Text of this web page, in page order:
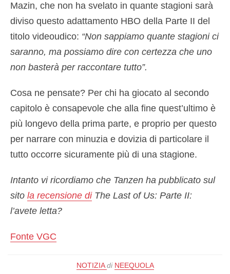
Mazin, che non ha svelato in quante stagioni sarà
diviso questo adattamento HBO della Parte II del
titolo videoudico: “Non sappiamo quante stagioni ci
saranno, ma possiamo dire con certezza che uno
non basterà per raccontare tutto”.
Cosa ne pensate? Per chi ha giocato al secondo
capitolo è consapevole che alla fine quest’ultimo è
più longevo della prima parte, e proprio per questo
per narrare con minuzia e dovizia di particolare il
tutto occorre sicuramente più di una stagione.
Intanto vi ricordiamo che Tanzen ha pubblicato sul
sito la recensione diThe Last of Us: Parte II:
l’avete letta?
Fonte VGC
NOTIZIA di NEEQUOLA